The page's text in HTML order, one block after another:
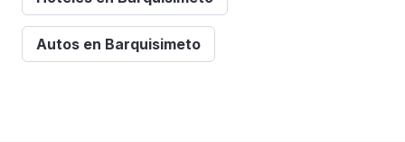
Autos en Barquisimeto